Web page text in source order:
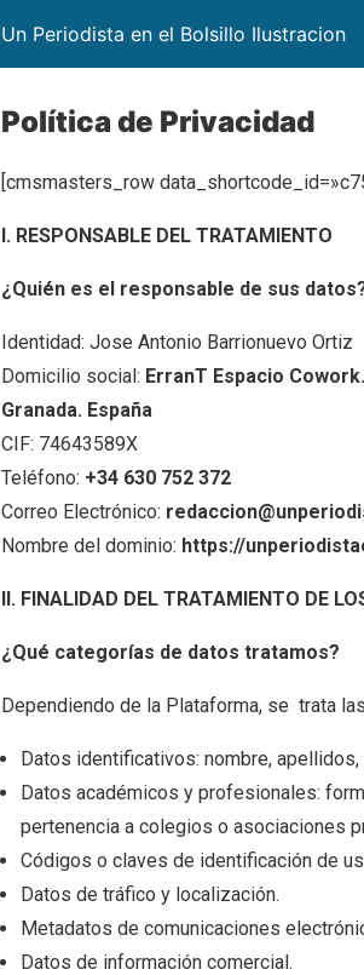
Un Periodista en el Bolsillo Ilustracion
Política de Privacidad
[cmsmasters_row
I. RESPONSABLE DEL TRATAMIENTO
¿Quién es el responsable de sus
Identidad: Jose Antonio Barrionuevo Ortiz
Domicilio social: ErranT Espacio
Granada. España
CIF: 74643589X
Teléfono: +34 630 752 372
Correo Electrónico:
Nombre del dominio: https://
II. FINALIDAD DEL TRATAMIENTO DE
¿Qué categorías de datos tratamos?
Dependiendo de la Plataforma, se trata
Datos identificativos: nombre,
Datos académicos y profesionales:
pertenencia a colegios o asociaciones
Códigos o claves de identificación de
Datos de tráfico y localización.
Metadatos de comunicaciones
Datos de información comercial.